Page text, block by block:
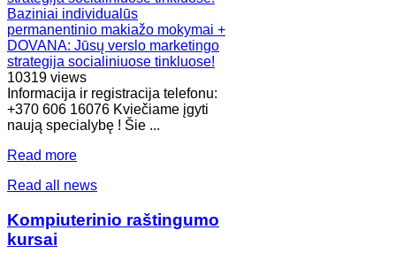
Baziniai individualūs
permanentinio makiažo mokymai +
DOVANA: Jūsų verslo marketingo
strategija socialiniuose tinkluose!
10319 views
Informacija ir registracija telefonu:
+370 606 16076 Kviečiame įgyti
naują specialybę ! Šie ...
Read more
Read all news
Kompiuterinio raštingumo
kursai